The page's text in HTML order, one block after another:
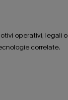
operativi, legali o
correlate.